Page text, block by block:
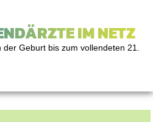
IM NETZ
Geburt bis zum vollendeten 21.